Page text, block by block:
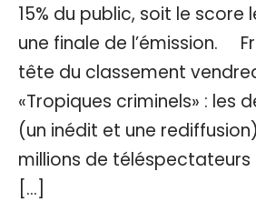
15% du public, soit le score
une finale de l’émission.
tête du classement
«Tropiques criminels» : les
(un inédit et une
millions de téléspectateurs
[…]